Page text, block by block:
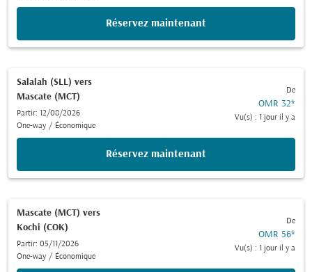
Réservez maintenant
Salalah (SLL) vers
Mascate (MCT)
Partir: 12/08/2026
One-way / Économique
De
OMR 32*
Vu(s) : 1 jour il y a
Réservez maintenant
Mascate (MCT) vers
Kochi (COK)
Partir: 05/11/2026
One-way / Économique
De
OMR 56*
Vu(s) : 1 jour il y a